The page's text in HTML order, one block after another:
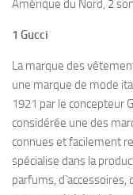
Amérique du Nord, 2
1 Gucci
La marque des
une marque de mode
1921 par le concepteur
considérée une des
connues et facilement
spécialise dans la
parfums, d`accessoires,